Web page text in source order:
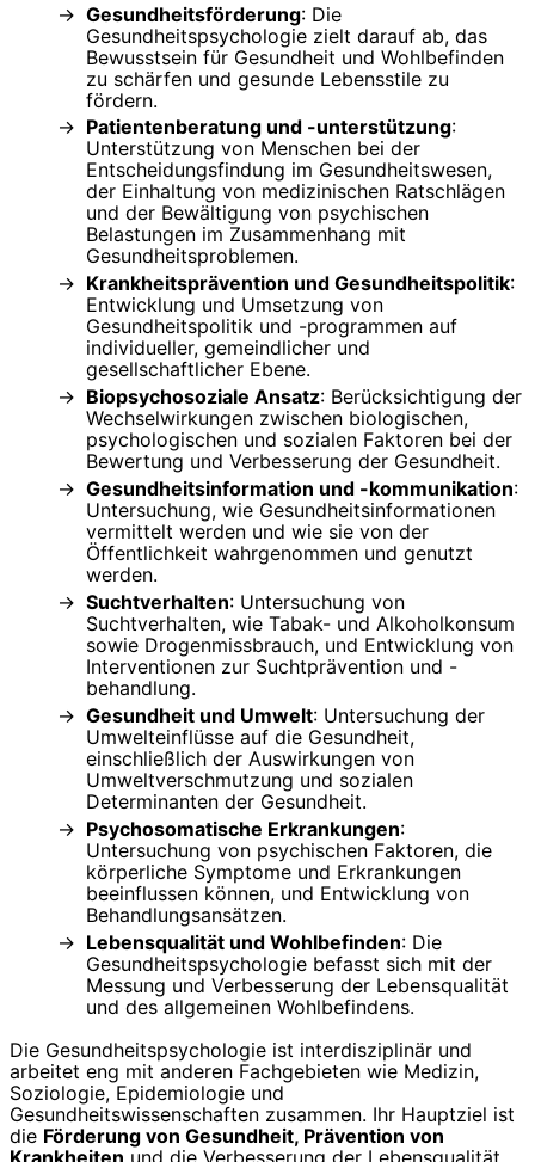
Gesundheitsförderung: Die
Gesundheitspsychologie zielt darauf ab, das
Bewusstsein für Gesundheit und Wohlbefinden
zu schärfen und gesunde Lebensstile zu
fördern.
Patientenberatung und -unterstützung:
Unterstützung von Menschen bei der
Entscheidungsfindung im Gesundheitswesen,
der Einhaltung von medizinischen Ratschlägen
und der Bewältigung von psychischen
Belastungen im Zusammenhang mit
Gesundheitsproblemen.
Krankheitsprävention und Gesundheitspolitik:
Entwicklung und Umsetzung von
Gesundheitspolitik und -programmen auf
individueller, gemeindlicher und
gesellschaftlicher Ebene.
Biopsychosoziale Ansatz: Berücksichtigung der
Wechselwirkungen zwischen biologischen,
psychologischen und sozialen Faktoren bei der
Bewertung und Verbesserung der Gesundheit.
Gesundheitsinformation und -kommunikation:
Untersuchung, wie Gesundheitsinformationen
vermittelt werden und wie sie von der
Öffentlichkeit wahrgenommen und genutzt
werden.
Suchtverhalten: Untersuchung von
Suchtverhalten, wie Tabak- und Alkoholkonsum
sowie Drogenmissbrauch, und Entwicklung von
Interventionen zur Suchtprävention und -
behandlung.
Gesundheit und Umwelt: Untersuchung der
Umwelteinflüsse auf die Gesundheit,
einschließlich der Auswirkungen von
Umweltverschmutzung und sozialen
Determinanten der Gesundheit.
Psychosomatische Erkrankungen:
Untersuchung von psychischen Faktoren, die
körperliche Symptome und Erkrankungen
beeinflussen können, und Entwicklung von
Behandlungsansätzen.
Lebensqualität und Wohlbefinden: Die
Gesundheitspsychologie befasst sich mit der
Messung und Verbesserung der Lebensqualität
und des allgemeinen Wohlbefindens.
Die Gesundheitspsychologie ist interdisziplinär und
arbeitet eng mit anderen Fachgebieten wie Medizin,
Soziologie, Epidemiologie und
Gesundheitswissenschaften zusammen. Ihr Hauptziel ist
die Förderung von Gesundheit, Prävention von